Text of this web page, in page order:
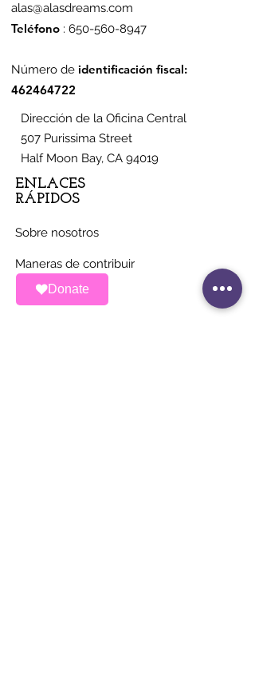
Donate
alas@alasdreams.com
Teléfono : 650-560-8947
Número de identificación fiscal:
462464722
Dirección de la Oficina Central
507 Purissima Street
Half Moon Bay, CA 94019
ENLACES
RÁPIDOS
Sobre nosotros
Maneras de contribuir
Noticias